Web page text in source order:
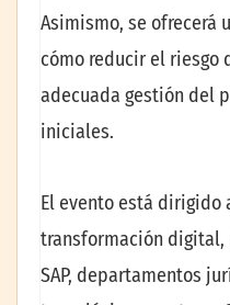
Asimismo, se ofrecerá
cómo reducir el
adecuada gestión del
iniciales.
El evento está dirigido
transformación digital,
SAP, departamentos